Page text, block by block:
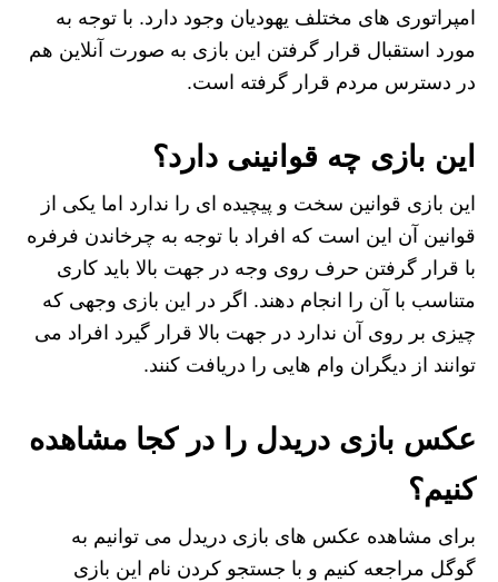
امپراتوری های مختلف یهودیان وجود دارد. با توجه به
مورد استقبال قرار گرفتن این بازی به صورت آنلاین هم
در دسترس مردم قرار گرفته است.
این بازی چه قوانینی دارد؟
این بازی قوانین سخت و پیچیده ای را ندارد اما یکی از
قوانین آن این است که افراد با توجه به چرخاندن فرفره
با قرار گرفتن حرف روی وجه در جهت بالا باید کاری
متناسب با آن را انجام دهند. اگر در این بازی وجهی که
چیزی بر روی آن ندارد در جهت بالا قرار گیرد افراد می‌
توانند از دیگران وام هایی را دریافت کنند.
عکس بازی دریدل را در کجا مشاهده
کنیم؟
برای مشاهده عکس های بازی دریدل می توانیم به
گوگل مراجعه کنیم و با جستجو کردن نام این بازی